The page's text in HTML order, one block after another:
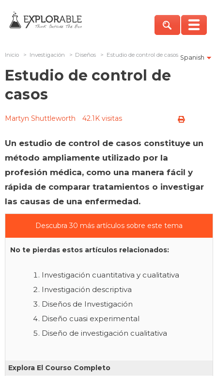
Spanish
Inicio > Investigación > Diseños > Estudio de control de casos
Estudio de control de
casos
Martyn Shuttleworth 42.1K visitas
Un estudio de control de casos constituye un
método ampliamente utilizado por la
profesión médica, como una manera fácil y
rápida de comparar tratamientos o investigar
las causas de una enfermedad.
Descubra 30 más artículos sobre este tema
No te pierdas estos artículos relacionados:
Investigación cuantitativa y cualitativa
Investigación descriptiva
Diseños de Investigación
Diseño cuasi experimental
Diseño de investigación cualitativa
Explora El Courso Completo